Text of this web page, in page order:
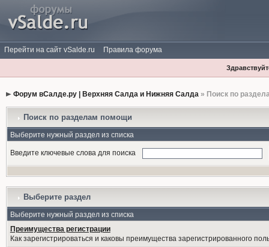
Перейти на сайт vSalde.ru Правила форума
Форум вСалде.ру | Верхняя Салда и Нижняя Салда» Поиск по
Поиск по разделам помощи
Выберите нужный раздел из списка
Введите ключевые слова для поиска
Выберите раздел
Выберите нужный раздел из списка
Преимущества регистрации
Как зарегистрироваться и каковы преимущества зарегистрированного